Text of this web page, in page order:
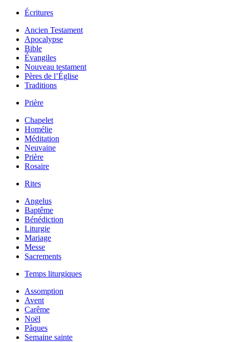
Écritures
Ancien Testament
Apocalypse
Bible
Évangiles
Nouveau testament
Pères de l’Église
Traditions
Prière
Chapelet
Homélie
Méditation
Neuvaine
Prière
Rosaire
Rites
Angelus
Baptême
Bénédiction
Liturgie
Mariage
Messe
Sacrements
Temps liturgiques
Assomption
Avent
Carême
Noël
Pâques
Semaine sainte